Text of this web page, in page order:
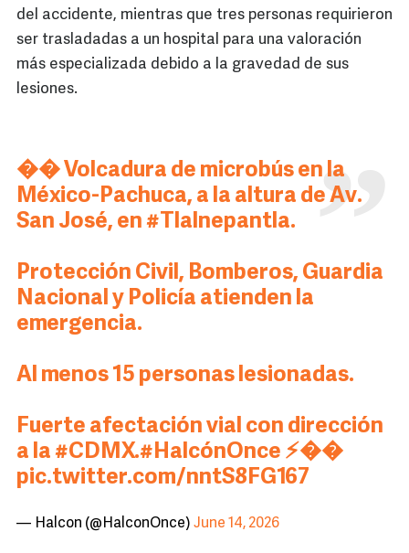
del accidente, mientras que tres personas requirieron
ser trasladadas a un hospital para una valoración
más especializada debido a la gravedad de sus
lesiones.
�� Volcadura de microbús en la
México-Pachuca, a la altura de Av.
San José, en #Tlalnepantla.
Protección Civil, Bomberos, Guardia
Nacional y Policía atienden la
emergencia.
Al menos 15 personas lesionadas.
Fuerte afectación vial con dirección
a la #CDMX.#HalcónOnce ⚡️��
pic.twitter.com/nntS8FG167
— Halcon (@HalconOnce) June 14, 2026